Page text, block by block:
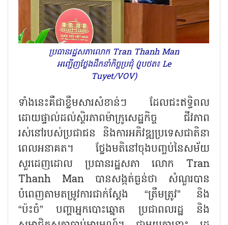
ប្រធានរដ្ឋសភាលោក Tran Thanh Man
អញ្ជើញថ្លែងដឹកនាំកិច្ចប្រជុំ (រូបថត៖ Le
Tuyet/VOV)
ទាំងនេះគឺជាខ្លឹមសារសំខាន់ៗ ដែលជះឥទ្ធិពល
ដោយផ្ទាល់ដល់ស្ថិរភាពម៉ាក្រូសេដ្ឋកិច្ច ជីវភាព
រស់នៅរបស់ប្រជាជន និងការអភិវឌ្ឍប្រទេសជាតិនា
ពេលអនាគត។ ថ្លែងមតិនៅចុងបញ្ចប់នៃសម័យ
សួរដេញដោល ប្រធានរដ្ឋសភា លោក Tran
Thanh Man បានសង្កត់ធ្ងន់ថា សំណួរបាន
បំពេញតាមតម្រូវការជាក់ស្តែង “ត្រឹមត្រូវ” និង
“ប៉ះចំ”បញ្ហាអ្នកបោះឆ្នោត ប្រជាពលរដ្ឋ និង